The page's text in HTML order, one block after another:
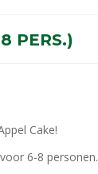
PERS.)
Cake!
6-8 personen.